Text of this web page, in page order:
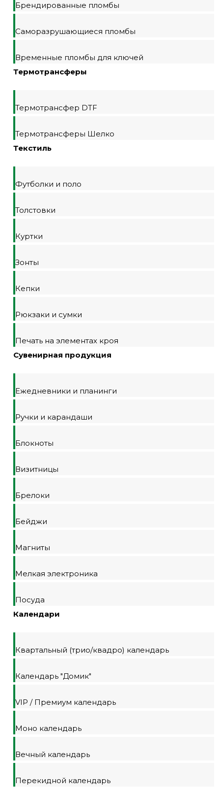
Брендированные пломбы
Саморазрушающиеся пломбы
Временные пломбы для ключей
Термотрансферы
Термотрансфер DTF
Термотрансферы Шелко
Текстиль
Футболки и поло
Толстовки
Куртки
Зонты
Кепки
Рюкзаки и сумки
Печать на элементах кроя
Сувенирная продукция
Ежедневники и планинги
Ручки и карандаши
Блокноты
Визитницы
Брелоки
Бейджи
Магниты
Мелкая электроника
Посуда
Календари
Квартальный (трио/квадро) календарь
Календарь "Домик"
VIP / Премиум календарь
Моно календарь
Вечный календарь
Перекидной календарь